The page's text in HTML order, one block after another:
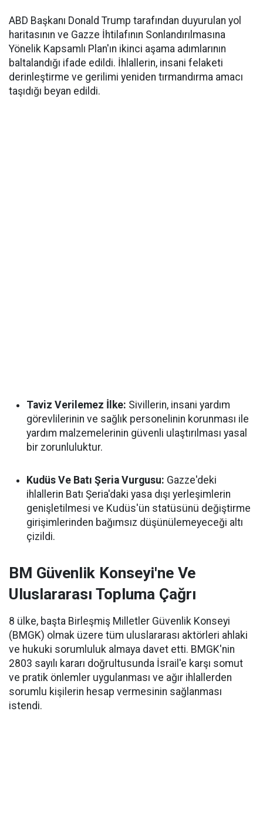
ABD Başkanı Donald Trump tarafından duyurulan yol
haritasının ve Gazze İhtilafının Sonlandırılmasına
Yönelik Kapsamlı Plan'ın ikinci aşama adımlarının
baltalandığı ifade edildi. İhlallerin, insani felaketi
derinleştirme ve gerilimi yeniden tırmandırma amacı
taşıdığı beyan edildi.
Taviz Verilemez İlke: Sivillerin, insani yardım
görevlilerinin ve sağlık personelinin korunması ile
yardım malzemelerinin güvenli ulaştırılması yasal
bir zorunluluktur.
Kudüs Ve Batı Şeria Vurgusu: Gazze'deki
ihlallerin Batı Şeria'daki yasa dışı yerleşimlerin
genişletilmesi ve Kudüs'ün statüsünü değiştirme
girişimlerinden bağımsız düşünülemeyeceği altı
çizildi.
BM Güvenlik Konseyi'ne Ve
Uluslararası Topluma Çağrı
8 ülke, başta Birleşmiş Milletler Güvenlik Konseyi
(BMGK) olmak üzere tüm uluslararası aktörleri ahlaki
ve hukuki sorumluluk almaya davet etti. BMGK'nin
2803 sayılı kararı doğrultusunda İsrail'e karşı somut
ve pratik önlemler uygulanması ve ağır ihlallerden
sorumlu kişilerin hesap vermesinin sağlanması
istendi.